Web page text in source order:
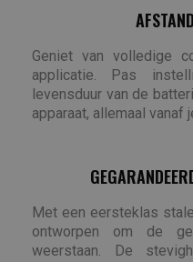
Geniet van volledige
applicatie. Pas
levensduur van de
apparaat, allemaal vanaf
Met een eersteklas
ontworpen om de
weerstaan. De